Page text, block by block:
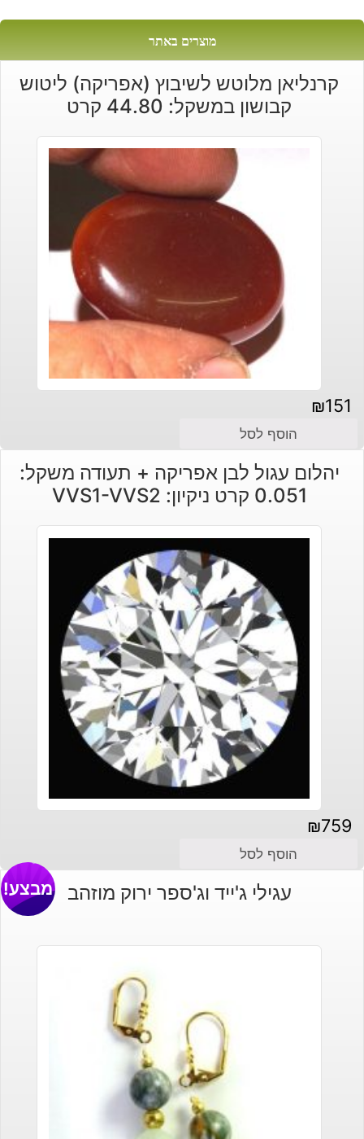
מוצרים באתר
קרנליאן מלוטש לשיבוץ (אפריקה) ליטוש
קבושון במשקל: 44.80 קרט
₪151
הוסף לסל
יהלום עגול לבן אפריקה + תעודה משקל:
0.051 קרט ניקיון: VVS1-VVS2
₪759
הוסף לסל
עגילי ג'ייד וג'ספר ירוק מוזהב מבצע!